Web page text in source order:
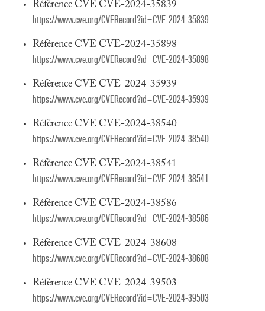
Référence CVE CVE-2024-35839
https://www.cve.org/CVERecord?id=CVE-2024-35839
Référence CVE CVE-2024-35898
https://www.cve.org/CVERecord?id=CVE-2024-35898
Référence CVE CVE-2024-35939
https://www.cve.org/CVERecord?id=CVE-2024-35939
Référence CVE CVE-2024-38540
https://www.cve.org/CVERecord?id=CVE-2024-38540
Référence CVE CVE-2024-38541
https://www.cve.org/CVERecord?id=CVE-2024-38541
Référence CVE CVE-2024-38586
https://www.cve.org/CVERecord?id=CVE-2024-38586
Référence CVE CVE-2024-38608
https://www.cve.org/CVERecord?id=CVE-2024-38608
Référence CVE CVE-2024-39503
https://www.cve.org/CVERecord?id=CVE-2024-39503